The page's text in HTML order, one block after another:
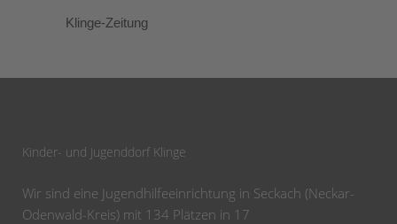
Klinge-Zeitung
Kinder- und Jugenddorf Klinge
Wir sind eine Jugendhilfeeinrichtung in Seckach (Neckar-
Odenwald-Kreis) mit 134 Plätzen in 17